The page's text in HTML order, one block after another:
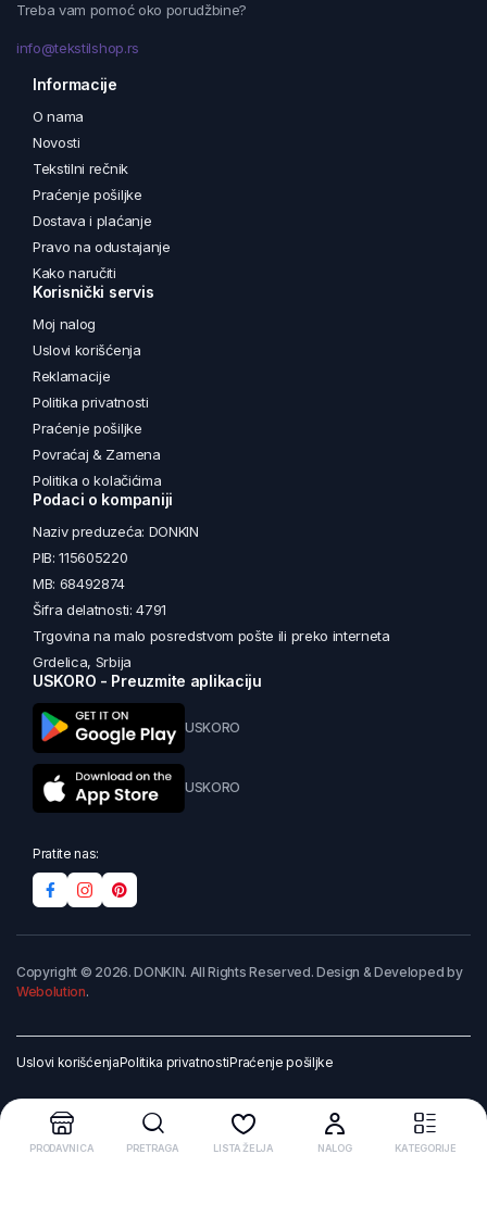
Treba vam pomoć oko porudžbine?
info@tekstilshop.rs
Informacije
O nama
Novosti
Tekstilni rečnik
Praćenje pošiljke
Dostava i plaćanje
Pravo na odustajanje
Kako naručiti
Korisnički servis
Moj nalog
Uslovi korišćenja
Reklamacije
Politika privatnosti
Praćenje pošiljke
Povraćaj & Zamena
Politika o kolačićima
Podaci o kompaniji
Naziv preduzeća: DONKIN
PIB: 115605220
MB: 68492874
Šifra delatnosti: 4791
Trgovina na malo posredstvom pošte ili preko interneta
Grdelica, Srbija
USKORO - Preuzmite aplikaciju
USKORO
USKORO
Pratite nas:
Copyright © 2026. DONKIN. All Rights Reserved. Design & Developed by
Webolution.
Uslovi korišćenjaPolitika privatnostiPraćenje pošiljke
PRODAVNICA PRETRAGA LISTA ŽELJA NALOG KATEGORIJE